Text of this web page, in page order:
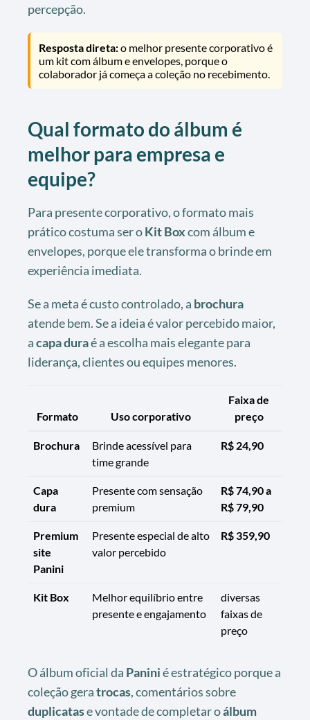
percepção.
Resposta direta:o melhor presente corporativo é
um kit com álbum e envelopes, porque o
colaborador já começa a coleção no recebimento.
Qual formato do álbum é
melhor para empresa e
equipe?
Para presente corporativo, o formato mais
prático costuma ser oKit Boxcom álbum e
envelopes, porque ele transforma o brinde em
experiência imediata.
Se a meta é custo controlado, a brochura
atende bem. Se a ideia é valor percebido maior,
acapa duraé a escolha mais elegante para
liderança, clientes ou equipes menores.
Formato Uso corporativo
Faixa de
preço
Brochura
Brinde acessível para
time grande
R$ 24,90
Capa
dura
Presente com sensação
premium
R$ 74,90 a
R$ 79,90
Premium
site
Panini
Presente especial de alto
valor percebido
R$ 359,90
Kit Box
Melhor equilíbrio entre
presente e engajamento
diversas
faixas de
preço
O álbum oficial da Paninié estratégico porque a
coleção geratrocas, comentários sobre
duplicatase vontade de completar oálbum